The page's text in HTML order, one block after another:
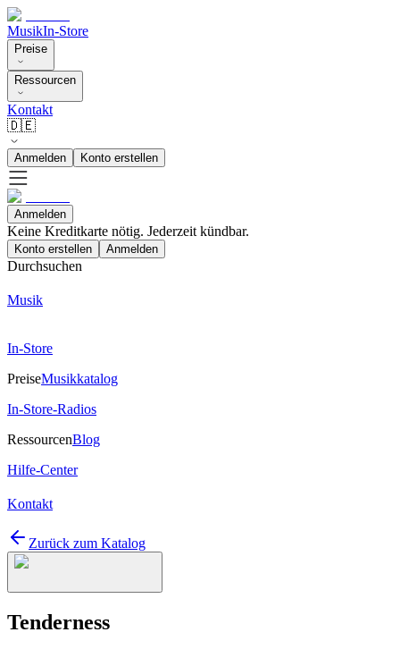
MusikIn-Store
Preise
Ressourcen
Kontakt
🇩🇪
Anmelden Konto erstellen
Anmelden
Keine Kreditkarte nötig. Jederzeit kündbar.
Konto erstellen Anmelden
Durchsuchen
Musik
In-Store
PreiseMusikkatalog
In-Store-Radios
RessourcenBlog
Hilfe-Center
Kontakt
Zurück zum Katalog
Tenderness